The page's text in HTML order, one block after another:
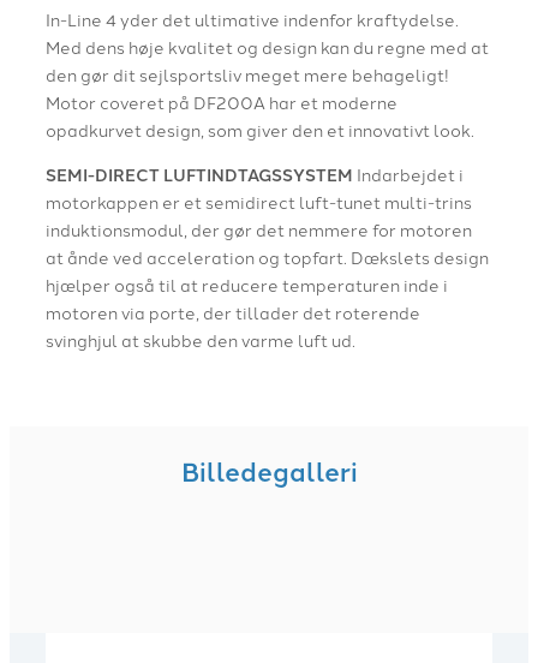
In-Line 4 yder det ultimative indenfor kraftydelse.
Med dens høje kvalitet og design kan du regne med at
den gør dit sejlsportsliv meget mere behageligt!
Motor coveret på DF200A har et moderne
opadkurvet design, som giver den et innovativt look.
SEMI-DIRECT LUFTINDTAGSSYSTEM Indarbejdet i
motorkappen er et semidirect luft-tunet multi-trins
induktionsmodul, der gør det nemmere for motoren
at ånde ved acceleration og topfart. Dækslets design
hjælper også til at reducere temperaturen inde i
motoren via porte, der tillader det roterende
svinghjul at skubbe den varme luft ud.
Billedegalleri